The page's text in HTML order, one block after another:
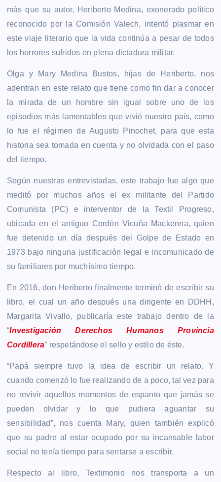
más que su autor, Heriberto Medina, exonerado político
reconocido por la Comisión Valech, intentó plasmar en
este viaje literario que la vida continúa a pesar de todos
los horrores sufridos en plena dictadura militar.
Olga y Mary Medina Bustos, hijas de Heriberto, nos
adentran en este relato que tiene como fin dar a conocer
la mirada de un hombre sin igual sobre uno de los
episodios más lamentables que vivió nuestro país, como
lo fue el régimen de Augusto Pinochet, para que esta
historia sea tomada en cuenta y no olvidada con el paso
del tiempo.
Según nuestras entrevistadas, este trabajo fue algo que
meditó por muchos años el ex militante del Partido
Comunista (PC) e interventor de la Textil Progreso,
ubicada en el antiguo Cordón Vicuña Mackenna, quien
fue detenido un día después del Golpe de Estado en
1973 bajo ninguna justificación legal e incomunicado de
su familiares por muchísimo tiempo.
En 2016, don Heriberto finalmente terminó de escribir su
libro, el cual un año después una dirigente en DDHH,
Margarita Vivallo, publicaría este trabajo dentro de la
“Investigación Derechos Humanos Provincia
Cordillera” respetándose el sello y estilo de éste.
“Papá siempre tuvo la idea de escribir un relato. Y
cuando comenzó lo fue realizando de a poco, tal vez para
no revivir aquellos momentos de espanto que jamás se
pueden olvidar y lo que pudiera aguantar su
sensibilidad”, nos cuenta Mary, quien también explicó
que su padre al estar ocupado por su incansable labor
social no tenía tiempo para sentarse a escribir.
Respecto al libro, Textimonio nos transporta a un